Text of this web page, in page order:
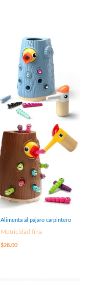
Alimenta al pájaro carpintero
Motricidad fina
$28.00